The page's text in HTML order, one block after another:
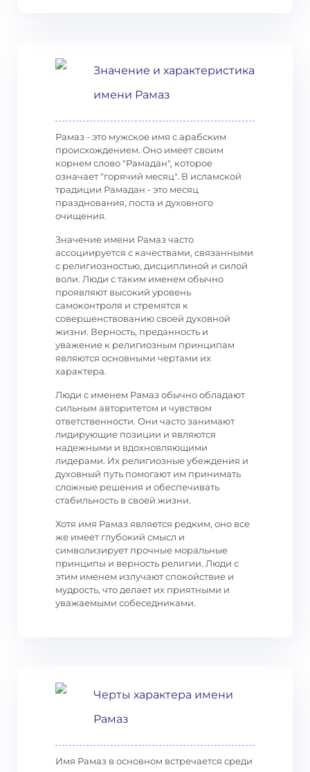
Значение и характеристика
имени Рамаз
Рамаз - это мужское имя с арабским
происхождением. Оно имеет своим
корнем слово "Рамадан", которое
означает "горячий месяц". В исламской
традиции Рамадан - это месяц
празднования, поста и духовного
очищения.
Значение имени Рамаз часто
ассоциируется с качествами, связанными
с религиозностью, дисциплиной и силой
воли. Люди с таким именем обычно
проявляют высокий уровень
самоконтроля и стремятся к
совершенствованию своей духовной
жизни. Верность, преданность и
уважение к религиозным принципам
являются основными чертами их
характера.
Люди с именем Рамаз обычно обладают
сильным авторитетом и чувством
ответственности. Они часто занимают
лидирующие позиции и являются
надежными и вдохновляющими
лидерами. Их религиозные убеждения и
духовный путь помогают им принимать
сложные решения и обеспечивать
стабильность в своей жизни.
Хотя имя Рамаз является редким, оно все
же имеет глубокий смысл и
символизирует прочные моральные
принципы и верность религии. Люди с
этим именем излучают спокойствие и
мудрость, что делает их приятными и
уважаемыми собеседниками.
Черты характера имени
Рамаз
Имя Рамаз в основном встречается среди